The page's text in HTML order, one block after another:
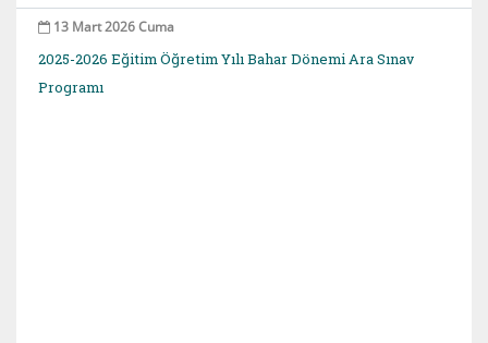
13 Mart 2026 Cuma
2025-2026 Eğitim Öğretim Yılı Bahar Dönemi Ara Sınav
Programı